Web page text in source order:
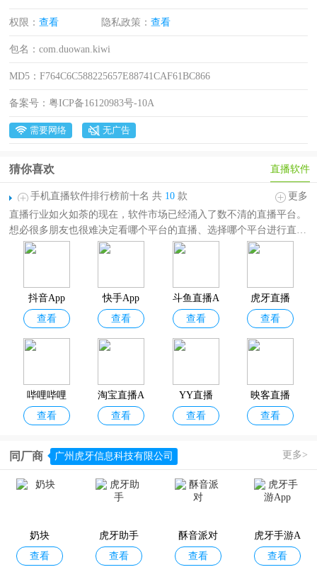
权限：查看 隐私政策：查看
包名：com.duowan.kiwi
MD5：F764C6C588225657E88741CAF61BC866
备案号：粤ICP备16120983号-10A
需要网络 无广告
直播软件
猜你喜欢
手机直播软件排行榜前十名 共 10 款
更多
直播行业如火如荼的现在，软件市场已经涌入了数不清的直播平台。
想必很多朋友也很难决定看哪个平台的直播、选择哪个平台进行直
播。手机直播软件排行榜前十名
根据各大应用商店的下载量、评分等
直播、花椒直播、六间房秀场 、映客直播。无论是想要观看精彩的
电竞比赛，美女舞蹈，亦或者是自己开直播，都能满足您的需求。欢
迎下载体验！
抖音App
查看
快手App
查看
斗鱼直播A
pp
查看
虎牙直播
查看
哔哩哔哩
直播姬app
查看
淘宝直播A
pp
查看
YY直播
查看
映客直播
查看
花椒直播
六间房秀
同厂商 广州虎牙信息科技有限公司 更多>
奶块
查看
虎牙助手
查看
酥音派对
查看
虎牙手游A
pp
查看